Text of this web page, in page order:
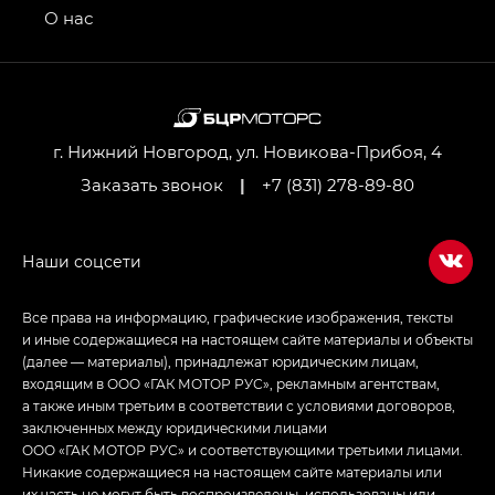
привод — GB AWD, Джи Эль Полный привод —
Джи Икс ПРЕМИУМ — GX PREMIUM, ЛАУНЖ —
LOUNGE
Empow — Эмпау (Empow) в комплектации
г. Нижний Новгород, ул. Новикова-Прибоя, 4
Заказать звонок
| +7 (831) 278-89-80
О нас
Все права на информацию, графические изображения, тексты
и иные содержащиеся на настоящем сайте материалы и объекты
(далее — материалы), принадлежат юридическим лицам,
входящим в ООО «ГАК МОТОР РУС», рекламным агентствам,
а также иным третьим в соответствии с условиями договоров,
заключенных между юридическими лицами
ООО «ГАК МОТОР РУС» и соответствующими третьими лицами.
Никакие содержащиеся на настоящем сайте материалы или